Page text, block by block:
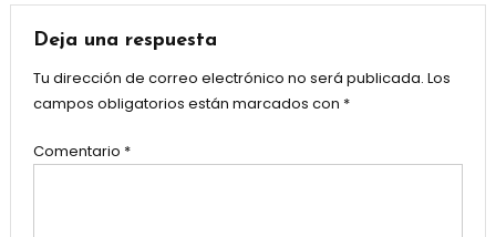
entradas
Deja una respuesta
Tu dirección de correo electrónico no será publicada. Los
campos obligatorios están marcados con *
Comentario *